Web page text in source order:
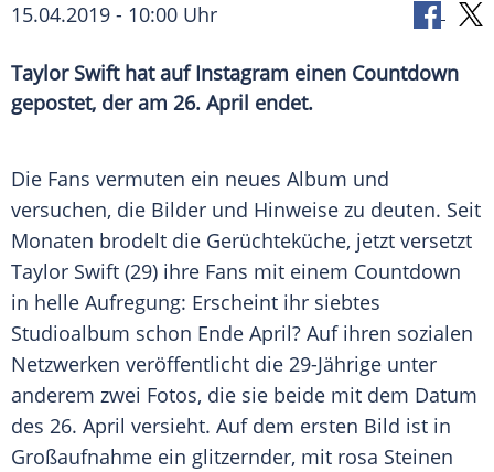
15.04.2019 - 10:00 Uhr
Taylor Swift hat auf Instagram einen Countdown
gepostet, der am 26. April endet.
Die Fans vermuten ein neues Album und
versuchen, die Bilder und Hinweise zu deuten. Seit
Monaten brodelt die Gerüchteküche, jetzt versetzt
Taylor Swift (29) ihre Fans mit einem Countdown
in helle Aufregung: Erscheint ihr siebtes
Studioalbum schon Ende April? Auf ihren sozialen
Netzwerken veröffentlicht die 29-Jährige unter
anderem zwei Fotos, die sie beide mit dem Datum
des 26. April versieht. Auf dem ersten Bild ist in
Großaufnahme ein glitzernder, mit rosa Steinen